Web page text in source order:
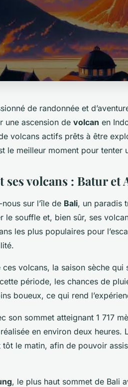
de randonnée et
une ascension de volcan en
volcans actifs prêts à être
le meilleur moment pour tenter
ses volcans : Batur et
sur l’île de Bali, un paradis
le souffle et, bien sûr, ses
les plus populaires pour
ces volcans, la saison sèche qui
période, les chances de
boueux, ce qui rend
son sommet atteignant 1 717
en environ deux heures.
tôt le matin, afin de pouvoir
, le plus haut sommet de Bali